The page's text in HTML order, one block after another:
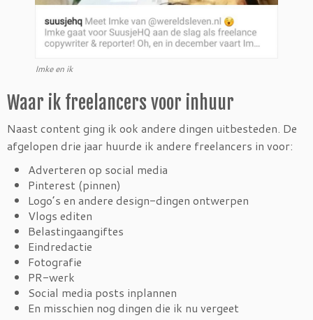
Imke en ik
Waar ik freelancers voor inhuur
Naast content ging ik ook andere dingen uitbesteden. De
afgelopen drie jaar huurde ik andere freelancers in voor:
Adverteren op social media
Pinterest (pinnen)
Logo’s en andere design-dingen ontwerpen
Vlogs editen
Belastingaangiftes
Eindredactie
Fotografie
PR-werk
Social media posts inplannen
En misschien nog dingen die ik nu vergeet